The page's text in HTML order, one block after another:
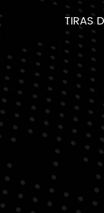
TIRAS